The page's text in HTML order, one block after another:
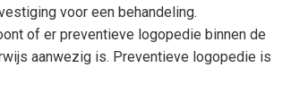
voor een behandeling.
of er preventieve logopedie binnen de
aanwezig is. Preventieve logopedie is